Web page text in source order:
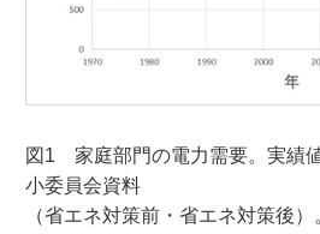
図1 家庭部門の電力需要。実績
小委員会資料
（省エネ対策前・省エネ対策後